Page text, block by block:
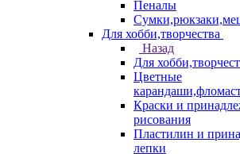
Пеналы
Для хобби,творчества
Назад
Для
Цветные
Краски и
рисования
Пластилин и
лепки